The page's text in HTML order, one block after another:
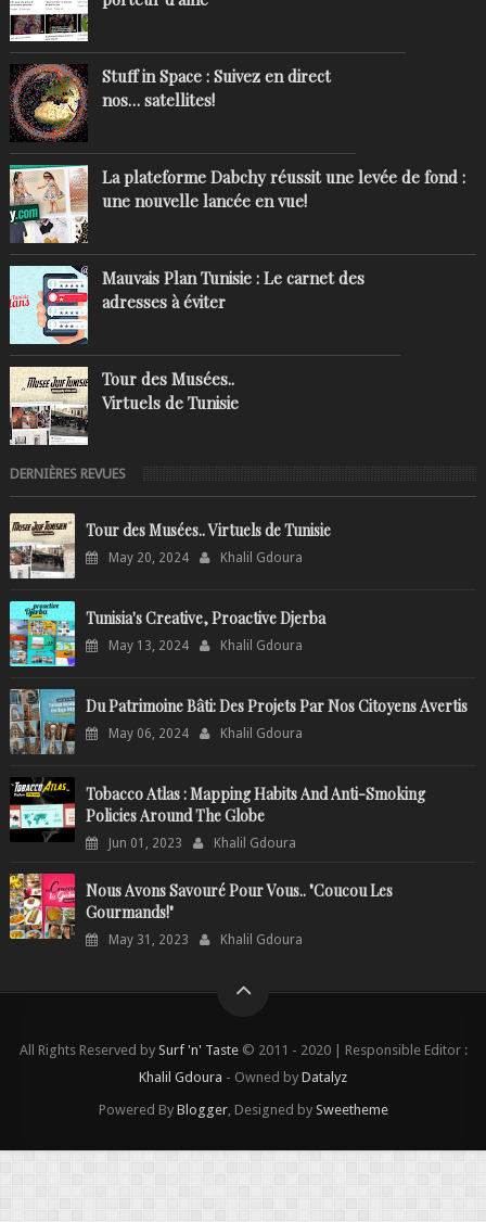
Stuff in Space : Suivez en direct
nos… satellites!
La plateforme Dabchy réussit une levée de fond :
une nouvelle lancée en vue!
Mauvais Plan Tunisie : Le carnet des
adresses à éviter
Tour des Musées..
Virtuels de Tunisie
DERNIÈRES REVUES
Tour des Musées.. Virtuels de Tunisie
May 20, 2024 Khalil Gdoura
Tunisia's Creative, Proactive Djerba
May 13, 2024 Khalil Gdoura
Du Patrimoine Bâti: Des Projets Par Nos Citoyens Avertis
May 06, 2024 Khalil Gdoura
Tobacco Atlas : Mapping Habits And Anti-Smoking
Policies Around The Globe
Jun 01, 2023 Khalil Gdoura
Nous Avons Savouré Pour Vous.. "Coucou Les
Gourmands!"
May 31, 2023 Khalil Gdoura
All Rights Reserved by Surf 'n' Taste© 2011 - 2020 | Responsible Editor :
Khalil Gdoura - Owned by Datalyz
Powered By Blogger, Designed by Sweetheme